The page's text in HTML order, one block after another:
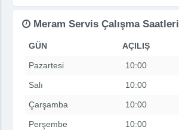
Meram Servis Çalışma Saatleri
GÜN AÇILIŞ
Pazartesi 10:00
Salı 10:00
Çarşamba 10:00
Perşembe 10:00